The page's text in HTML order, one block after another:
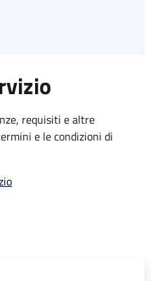
requisiti e altre
e le condizioni di